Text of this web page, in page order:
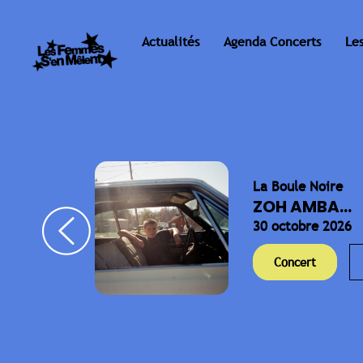
Actualités Agenda Concerts
La Boule Noire
ZOH AMBA...
30 octobre 2026
Concert